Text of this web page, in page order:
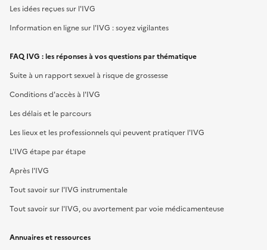
Les idées reçues sur l'IVG
Information en ligne sur l'IVG : soyez vigilantes
FAQ IVG : les réponses à vos questions par thématique
Suite à un rapport sexuel à risque de grossesse
Conditions d'accès à l'IVG
Les délais et le parcours
Les lieux et les professionnels qui peuvent pratiquer l'IVG
L'IVG étape par étape
Après l'IVG
Tout savoir sur l'IVG instrumentale
Tout savoir sur l'IVG, ou avortement par voie médicamenteuse
Annuaires et ressources